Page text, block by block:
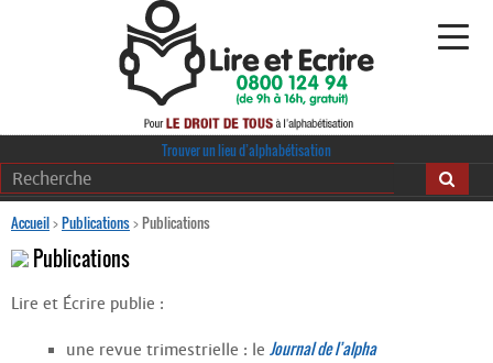
Alphabétisation
Agir pour l’alpha
Trouver un lieu d’alphabétisation
Accueil>Publications>Publications
Publications
Lire et Écrire publie :
une revue trimestrielle : le Journal de l’alpha